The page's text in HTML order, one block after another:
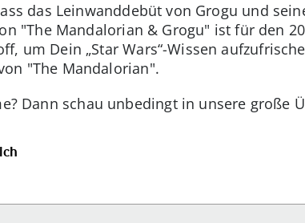
das Leinwanddebüt von Grogu und
"The Mandalorian & Grogu" ist für den
um Dein „Star Wars“-Wissen
"The Mandalorian".
Dann schau unbedingt in unsere große